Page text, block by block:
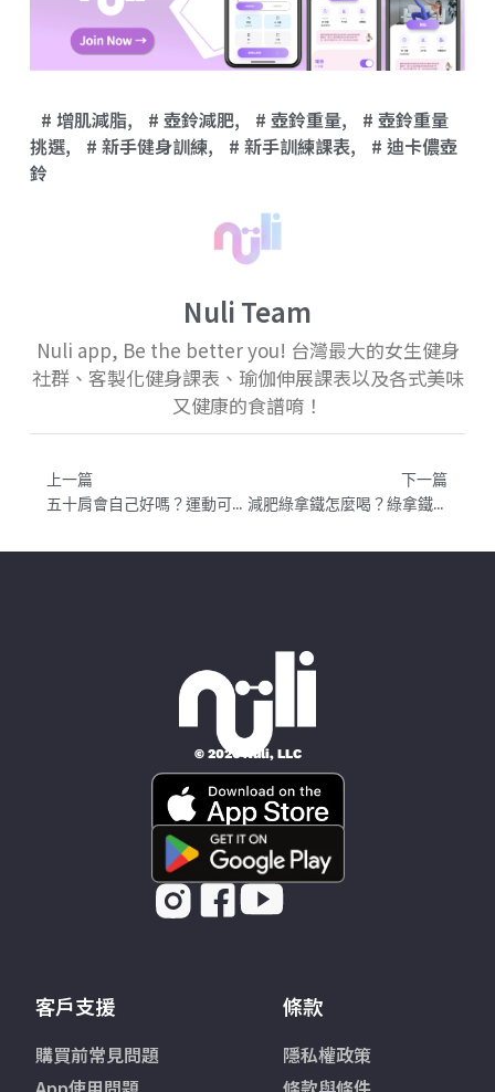
增肌減脂, 壺鈴減肥, 壺鈴重量,
壺鈴重量
挑選, 新手健身訓練, 新手訓練課表,
迪卡儂壺
鈴
Nuli Team
Nuli app, Be the better you! 台灣最大的女生健身
社群、客製化健身課表、瑜伽伸展課表以及各式美味
又健康的食譜唷！
上一篇
五十肩會自己好嗎？運動可以改善五十肩嗎？如何預防是關鍵！物理治療師的建議
下一篇
減肥綠拿鐵怎麼喝？綠拿鐵蔬菜需要燙過嗎？綠拿鐵功效與推薦食材｜5款超人氣綠拿鐵食譜
© 2026 Nüli, LLC
客戶支援
購買前常見問題
條款
隱私權政策